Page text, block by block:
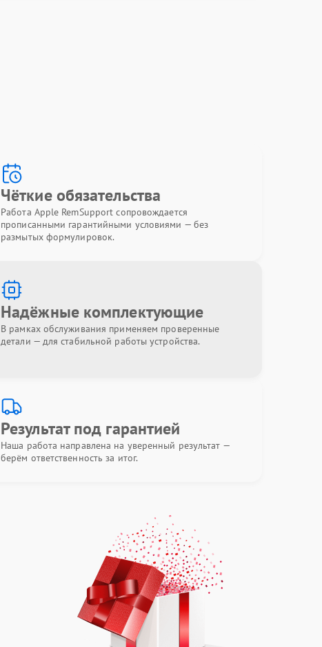
Чёткие обязательства
Работа Apple RemSupport сопровождается
прописанными гарантийными условиями — без
размытых формулировок.
Надёжные комплектующие
В рамках обслуживания применяем проверенные
детали — для стабильной работы устройства.
Результат под гарантией
Наша работа направлена на уверенный результат —
берём ответственность за итог.